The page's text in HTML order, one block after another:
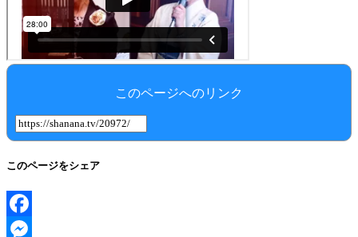
このページへのリンク
このページをシェア
Facebook